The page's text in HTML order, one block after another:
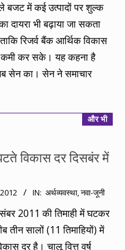
बजट में कई उत्पादों पर शुल्क
दायरा भी बढ़ाया जा सकता
रिजर्व बैंक आर्थिक विकास
कमी कर सके। यह कहना है
सेन का। सेन ने समाचार
और भी
विकास दर दिसबंर में
IN: अर्थव्यवस्था,नवा-जूनी
2011 की तिमाही में घटकर
सालों (11 तिमाहियों) में
दर है। चालू वित्त वर्ष